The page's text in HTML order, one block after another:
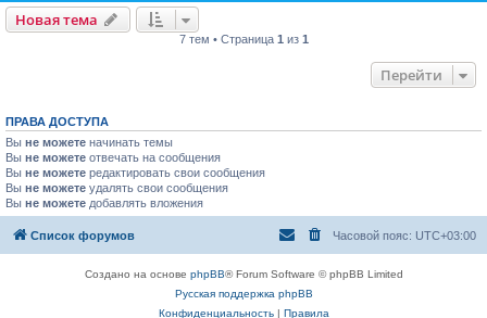
Новая тема
7 тем • Страница 1 из 1
Перейти
ПРАВА ДОСТУПА
Вы не можете начинать темы
Вы не можете отвечать на сообщения
Вы не можете редактировать свои сообщения
Вы не можете удалять свои сообщения
Вы не можете добавлять вложения
Список форумов Часовой пояс: UTC+03:00
Создано на основе phpBB® Forum Software © phpBB Limited
Русская поддержка phpBB
Конфиденциальность| Правила